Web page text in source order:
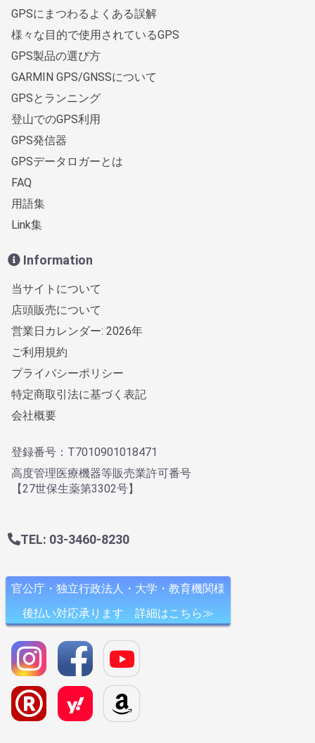
GPSにまつわるよくある誤解
様々な目的で使用されているGPS
GPS製品の選び方
GARMIN GPS/GNSSについて
GPSとランニング
登山でのGPS利用
GPS発信器
GPSデータロガーとは
FAQ
用語集
Link集
Information
当サイトについて
店頭販売について
営業日カレンダー: 2026年
ご利用規約
プライバシーポリシー
特定商取引法に基づく表記
会社概要
登録番号：T7010901018471
高度管理医療機器等販売業許可番号
【27世保生薬第3302号】
TEL: 03-3460-8230
官公庁・独立行政法人・大学・教育機関様
後払い対応承ります 詳細はこちら≫